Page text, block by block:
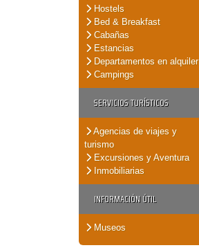
Hostels
Bed & Breakfast
Cabañas
Estancias
Departamentos en alquiler
Campings
SERVICIOS TURÍSTICOS
Agencias de viajes y
turismo
Excursiones y Aventura
Inmobiliarias
INFORMACIÓN ÚTIL
Museos